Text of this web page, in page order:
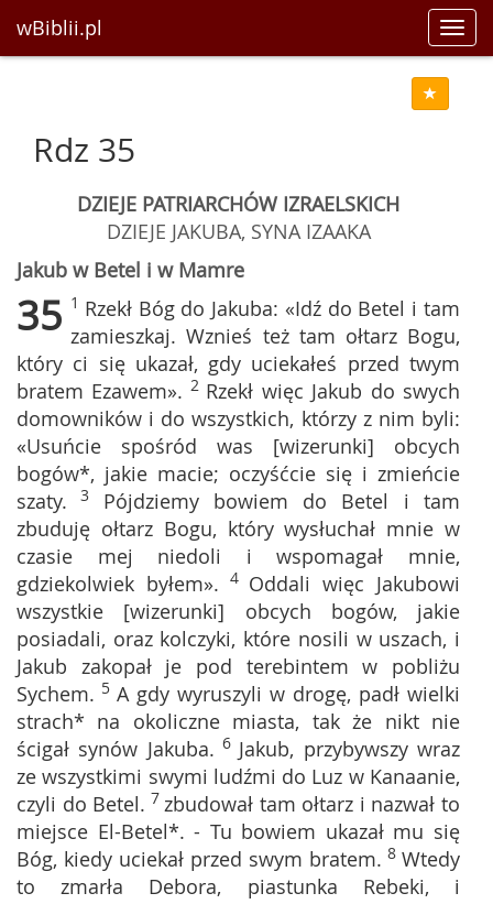
wBiblii.pl
Rdz 35
DZIEJE PATRIARCHÓW IZRAELSKICH
DZIEJE JAKUBA, SYNA IZAAKA
Jakub w Betel i w Mamre
35 1 Rzekł Bóg do Jakuba: «Idź do Betel i tam
zamieszkaj. Wznieś też tam ołtarz Bogu,
który ci się ukazał, gdy uciekałeś przed twym
bratem Ezawem». 2 Rzekł więc Jakub do swych
domowników i do wszystkich, którzy z nim byli:
«Usuńcie spośród was [wizerunki] obcych
bogów*, jakie macie; oczyśćcie się i zmieńcie
szaty. 3 Pójdziemy bowiem do Betel i tam
zbuduję ołtarz Bogu, który wysłuchał mnie w
czasie mej niedoli i wspomagał mnie,
gdziekolwiek byłem». 4 Oddali więc Jakubowi
wszystkie [wizerunki] obcych bogów, jakie
posiadali, oraz kolczyki, które nosili w uszach, i
Jakub zakopał je pod terebintem w pobliżu
Sychem. 5 A gdy wyruszyli w drogę, padł wielki
strach* na okoliczne miasta, tak że nikt nie
ścigał synów Jakuba. 6 Jakub, przybywszy wraz
ze wszystkimi swymi ludźmi do Luz w Kanaanie,
czyli do Betel. 7 zbudował tam ołtarz i nazwał to
miejsce El-Betel*. - Tu bowiem ukazał mu się
Bóg, kiedy uciekał przed swym bratem. 8 Wtedy
to zmarła Debora, piastunka Rebeki, i